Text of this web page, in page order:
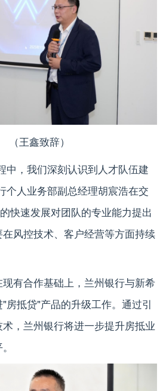
（王鑫致辞）
中，我们深刻认识到人才队伍建
个人业务部副总经理胡宸浩在交
快速发展对团队的专业能力提出
风控技术、客户经营等方面持续
有合作基础上，兰州银行与新希
房抵贷"产品的升级工作。通过引
，兰州银行将进一步提升房抵业